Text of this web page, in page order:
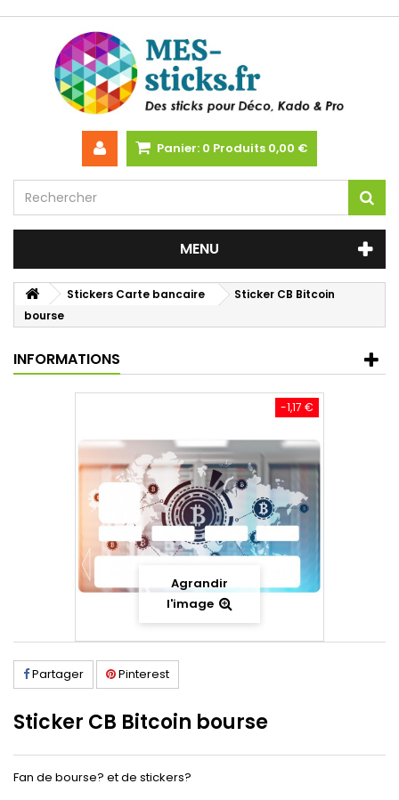
Panier: 0 Produits 0,00 €
MENU
Stickers Carte bancaire
Sticker CB Bitcoin
bourse
INFORMATIONS
-1,17 €
Agrandir
l'image
Partager Pinterest
Sticker CB Bitcoin bourse
Fan de bourse? et de stickers?